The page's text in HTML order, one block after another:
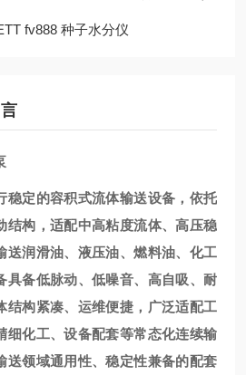
fv888 种子水分仪
稳定的容积式流体输送设备，依托
结构，适配中高粘度流体、高压稳
送润滑油、液压油、燃料油、化工
具备低脉动、低噪音、高自吸、耐
结构紧凑、运维便捷，广泛适配工
细化工、设备配套等常态化连续输
送领域通用性、稳定性兼备的配套